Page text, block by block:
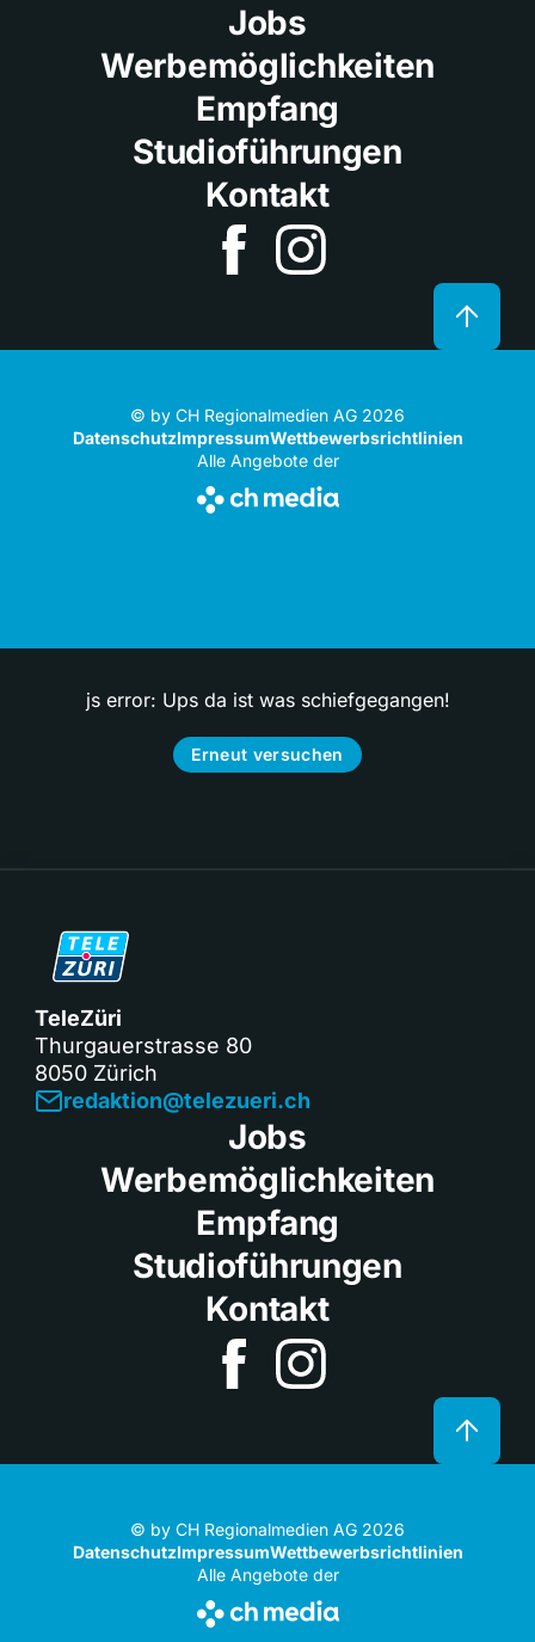
Jobs
Werbemöglichkeiten
Empfang
Studioführungen
Kontakt
© by CH Regionalmedien AG 2026
DatenschutzImpressumWettbewerbsrichtlinien
Alle Angebote der
js error: Ups da ist was schiefgegangen!
Erneut versuchen
TeleZüri
Thurgauerstrasse 80
8050 Zürich
redaktion@telezueri.ch
Jobs
Werbemöglichkeiten
Empfang
Studioführungen
Kontakt
© by CH Regionalmedien AG 2026
DatenschutzImpressumWettbewerbsrichtlinien
Alle Angebote der